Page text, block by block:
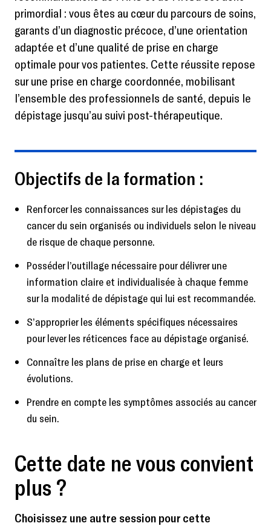
Cette date ne vous convient
plus ?
Choisissez une autre session pour cette
primordial : vous êtes au cœur du parcours de soins,
garants d’un diagnostic précoce, d’une orientation
adaptée et d’une qualité de prise en charge
optimale pour vos patientes. Cette réussite repose
sur une prise en charge coordonnée, mobilisant
l’ensemble des professionnels de santé, depuis le
dépistage jusqu’au suivi post-thérapeutique.
Objectifs de la formation :
Renforcer les connaissances sur les dépistages du
cancer du sein organisés ou individuels selon le niveau
de risque de chaque personne.
Posséder l’outillage nécessaire pour délivrer une
information claire et individualisée à chaque femme
sur la modalité de dépistage qui lui est recommandée.
S’approprier les éléments spécifiques nécessaires
pour lever les réticences face au dépistage organisé.
Connaître les plans de prise en charge et leurs
évolutions.
Prendre en compte les symptômes associés au cancer
du sein.